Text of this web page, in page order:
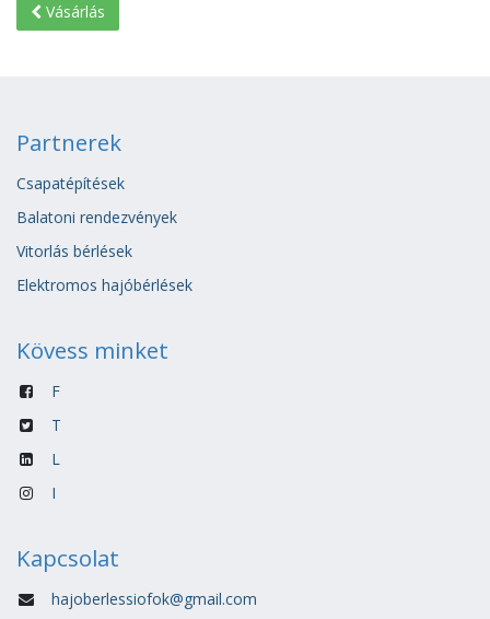
Vásárlás
Partnerek
Csapatépítések
Balatoni rendezvények
Vitorlás bérlések
Elektromos hajóbérlések
Kövess minket
F
T
L
I
Kapcsolat
hajoberlessiofok@gmail.com